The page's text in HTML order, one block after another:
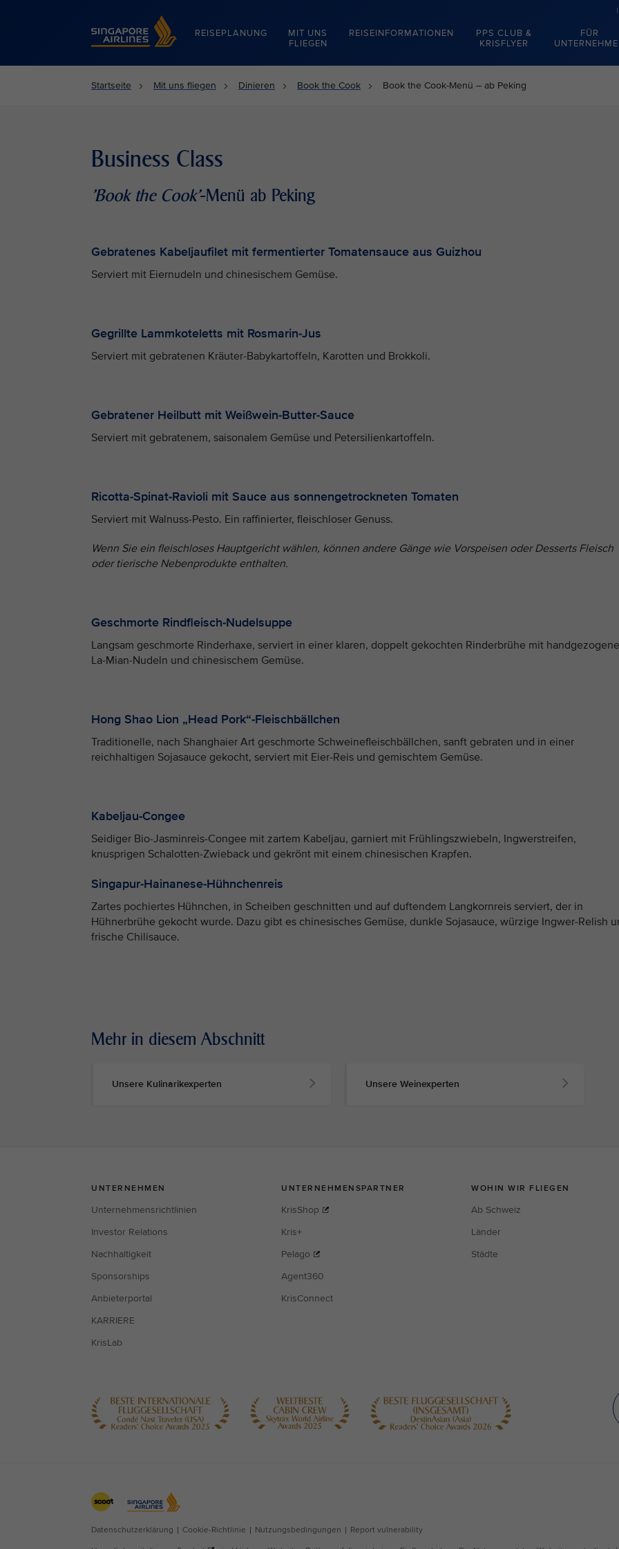
Singapore Airlines Home
REISEPLANUNG
MIT UNS
FLIEGEN
REISEINFORMATIONEN
PPS CLUB &
KRISFLYER
FÜR
Startseite Mit uns fliegen Dinieren Book the Cook Book the Cook-Menü – ab Peking
Business Class
'Book the Cook'-Menü ab Peking
Gebratenes Kabeljaufilet mit fermentierter Tomatensauce aus Guizhou
Serviert mit Eiernudeln und chinesischem Gemüse.
Gegrillte Lammkoteletts mit Rosmarin-Jus
Serviert mit gebratenen Kräuter-Babykartoffeln, Karotten und Brokkoli.
Gebratener Heilbutt mit Weißwein-Butter-Sauce
Serviert mit gebratenem, saisonalem Gemüse und Petersilienkartoffeln.
Ricotta-Spinat-Ravioli mit Sauce aus sonnengetrockneten Tomaten
Serviert mit Walnuss-Pesto. Ein raffinierter, fleischloser Genuss.
Wenn Sie ein fleischloses Hauptgericht wählen, können andere Gänge wie Vorspeisen oder Desserts Fleisch
oder tierische Nebenprodukte enthalten.
Geschmorte Rindfleisch-Nudelsuppe
Langsam geschmorte Rinderhaxe, serviert in einer klaren, doppelt gekochten Rinderbrühe mit
La-Mian-Nudeln und chinesischem Gemüse.
Hong Shao Lion „Head Pork“-Fleischbällchen
Traditionelle, nach Shanghaier Art geschmorte Schweinefleischbällchen, sanft gebraten und in einer
reichhaltigen Sojasauce gekocht, serviert mit Eier-Reis und gemischtem Gemüse.
Kabeljau-Congee
Seidiger Bio-Jasminreis-Congee mit zartem Kabeljau, garniert mit Frühlingszwiebeln, Ingwerstreifen,
knusprigen Schalotten-Zwieback und gekrönt mit einem chinesischen Krapfen.
Singapur-Hainanese-Hühnchenreis
Zartes pochiertes Hühnchen, in Scheiben geschnitten und auf duftendem Langkornreis serviert, der in
Hühnerbrühe gekocht wurde. Dazu gibt es chinesisches Gemüse, dunkle Sojasauce, würzige Ingwer-Relish
frische Chilisauce.
Mehr in diesem Abschnitt
Unsere Kulinarikexperten Unsere Weinexperten